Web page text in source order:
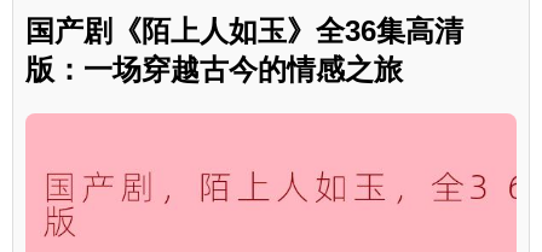
国产剧《陌上人如玉》全36集高清
版：一场穿越古今的情感之旅